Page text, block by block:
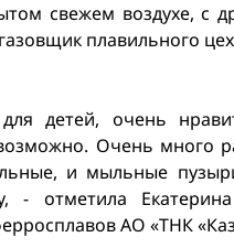
свежем воздухе, с
плавильного
детей, очень
Очень много
и мыльные
- отметила
АО «ТНК